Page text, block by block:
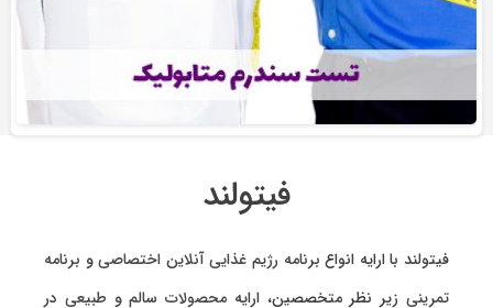
فیتولند
فیتولند با ارایه انواع برنامه رژیم غذایی آنلاین اختصاصیو برنامه
تمرینیزیر نظر متخصصین، ارایه محصولات سالم و طبیعی در